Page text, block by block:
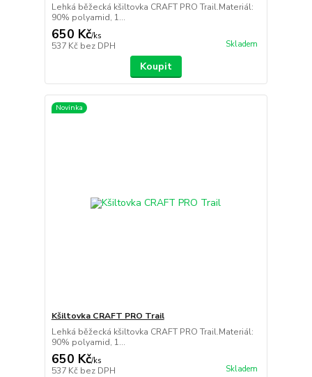
Lehká běžecká kšiltovka CRAFT PRO Trail.Materiál:
90% polyamid, 1...
650 Kč/ks
537 Kč bez DPH Skladem
Koupit
Novinka
Kšiltovka CRAFT PRO Trail
Lehká běžecká kšiltovka CRAFT PRO Trail.Materiál:
90% polyamid, 1...
650 Kč/ks
537 Kč bez DPH Skladem